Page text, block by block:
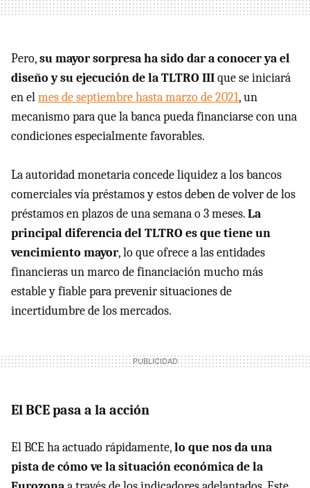
Pero,su mayor sorpresa ha sido dar a conocer ya el
diseño y su ejecución de la TLTRO IIIque se iniciará
en elmes de septiembre hasta marzo de 2021, un
mecanismo para que la banca pueda financiarse con una
condiciones especialmente favorables.
La autoridad monetaria concede liquidez a los bancos
comerciales vía préstamos y estos deben de volver de los
préstamos en plazos de una semana o 3 meses.La
principal diferencia del TLTRO es que tiene un
vencimiento mayor, lo que ofrece a las entidades
financieras un marco de financiación mucho más
estable y fiable para prevenir situaciones de
incertidumbre de los mercados.
El BCE pasa a la acción
El BCE ha actuado rápidamente,lo que nos da una
pista de cómo ve la situación económica de la